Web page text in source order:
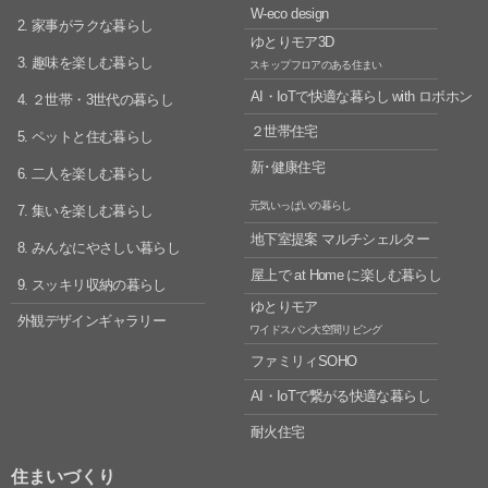
2. 家事がラクな暮らし
3. 趣味を楽しむ暮らし
4. ２世帯・3世代の暮らし
5. ペットと住む暮らし
6. 二人を楽しむ暮らし
7. 集いを楽しむ暮らし
8. みんなにやさしい暮らし
9. スッキリ収納の暮らし
外観デザインギャラリー
W-eco design
ゆとりモア3D
スキップフロアのある住まい
AI・IoTで快適な暮らしwith ロボホン
２世帯住宅
新･健康住宅
元気いっぱいの暮らし
地下室提案 マルチシェルター
屋上で at Home に楽しむ暮らし
ゆとりモア
ワイドスパン大空間リビング
ファミリィSOHO
AI・IoTで繋がる快適な暮らし
耐火住宅
住まいづくり